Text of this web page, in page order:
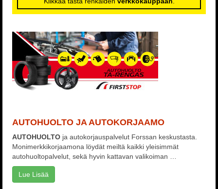
AUTOHUOLTO JA AUTOKORJAAMO
AUTOHUOLTO ja autokorjauspalvelut Forssan keskustasta.
Monimerkkikorjaamona löydät meiltä kaikki yleisimmät
autohuoltopalvelut, sekä hyvin kattavan valikoiman …
Lue Lisää